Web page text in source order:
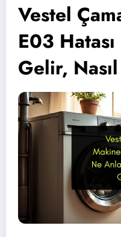
Vestel
E03
Gelir,